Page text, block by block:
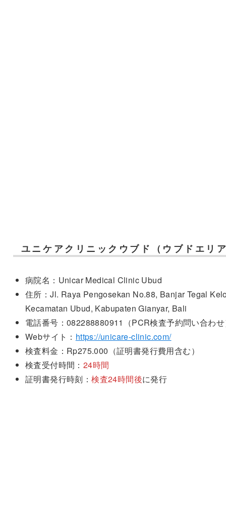
ユニケアクリニックウブド（ウブドエリ
病院名：Unicar Medical Clinic Ubud
住所：Jl. Raya Pengosekan No.88, Banjar Tegal
Kecamatan Ubud, Kabupaten Gianyar, Bali
電話番号：082288880911（PCR検査予約問い合わ
Webサイト： https://unicare-clinic.com/
検査料金：Rp275.000（証明書発行費用含む）
検査受付時間： 24時間
証明書発行時刻：検査24時間後に発行